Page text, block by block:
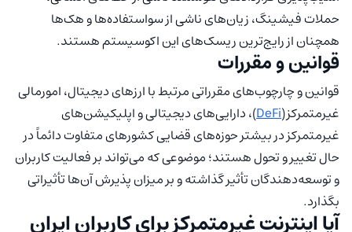
حملات فیشینگ، زیان‌های ناشی از سواستفاده‌ها و هک‌ها
همچنان از رایج‌ترین ریسک‌های این اکوسیستم هستند.
قوانین و مقررات
قوانین و چارچوب‌های مقرراتی مرتبط با ارزهای دیجیتال، امورمالی
غیرمتمرکز(DeFi)، دارایی‌های دیجیتالی و اپلیکیشن‌های
غیرمتمرکز در بیشتر حوزه‌های قضایی کشورهای متفاوت دائماً در
حال تغییر و تحول هستند؛ موضوعی که می‌تواند بر فعالیت کاربران
و توسعه‌دهندگان تأثیر گذاشته و بر میزان پذیرش آن‌ها تأثیراتی
بگذارد.
آیا اینترنت غیرمتمرکز برای کاربران ایران